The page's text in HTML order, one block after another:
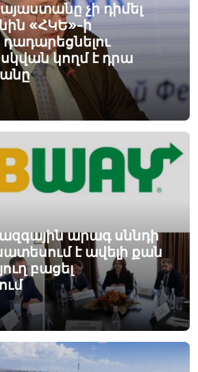
չի դիմել
«ՀԿԵ»-ի
կողմ է դրա
արագ սննդի
է ավելի քան
բացել